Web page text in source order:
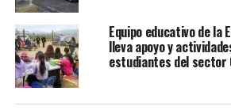
Equipo educativo de la
lleva apoyo y
estudiantes del sector